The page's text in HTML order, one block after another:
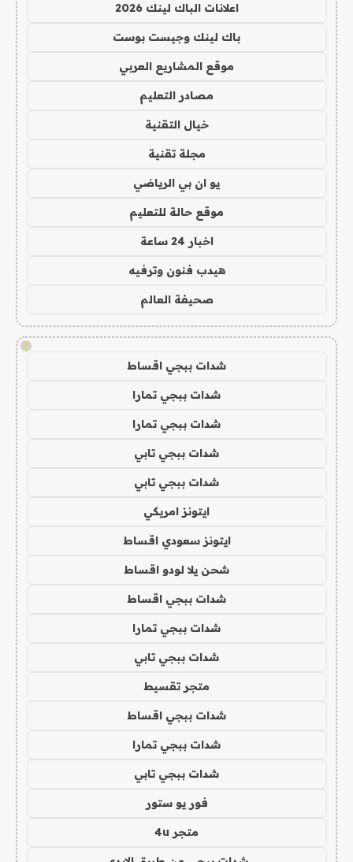
اعلانات الباك لينك 2026
باك لينك وجيست بوست
موقع المشاريع العربي
مصادر التعليم
خيال التقنية
مجلة تقنية
يو ان بي الرياضي
موقع حالة للتعليم
اخبار 24 ساعة
هيدب فنون وترفيه
صحيفة العالم
!
شدات ببجي اقساط
شدات ببجي تمارا
شدات ببجي تمارا
شدات ببجي تابي
شدات ببجي تابي
ايتونز امريكي
ايتونز سعودي اقساط
شحن يلا لودو اقساط
شدات ببجي اقساط
شدات ببجي تمارا
شدات ببجي تابي
متجر تقسيط
شدات ببجي اقساط
شدات ببجي تمارا
شدات ببجي تابي
فور يو ستور
متجر 4u